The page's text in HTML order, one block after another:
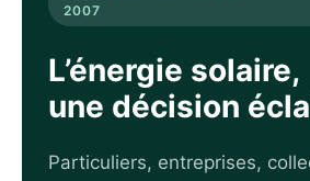
2007
L’énergie solaire,
une décision
Particuliers, entreprises,